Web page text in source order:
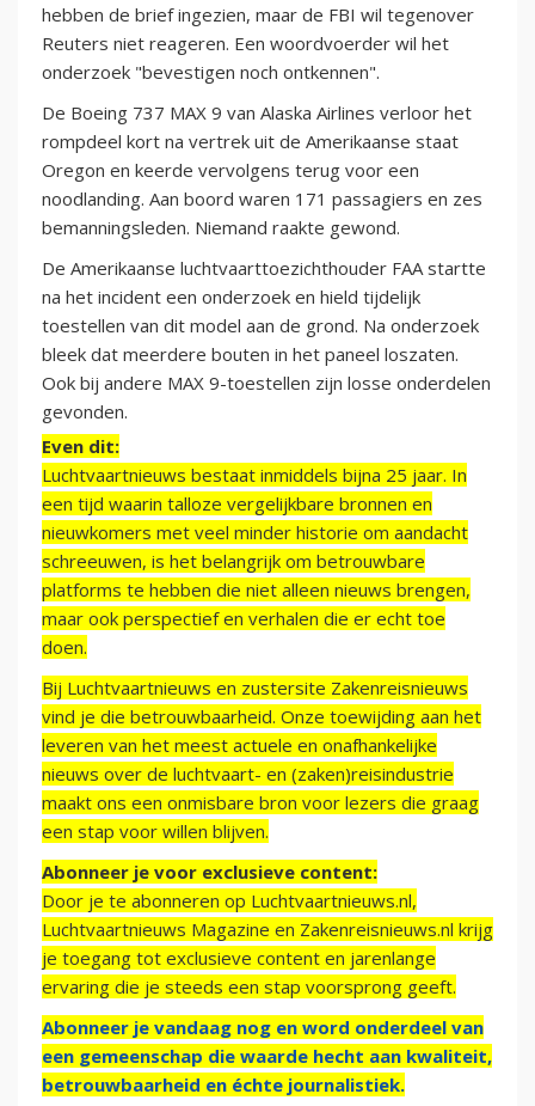
hebben de brief ingezien, maar de FBI wil tegenover
Reuters niet reageren. Een woordvoerder wil het
onderzoek "bevestigen noch ontkennen".
De Boeing 737 MAX 9 van Alaska Airlines verloor het
rompdeel kort na vertrek uit de Amerikaanse staat
Oregon en keerde vervolgens terug voor een
noodlanding. Aan boord waren 171 passagiers en zes
bemanningsleden. Niemand raakte gewond.
De Amerikaanse luchtvaarttoezichthouder FAA startte
na het incident een onderzoek en hield tijdelijk
toestellen van dit model aan de grond. Na onderzoek
bleek dat meerdere bouten in het paneel loszaten.
Ook bij andere MAX 9-toestellen zijn losse onderdelen
gevonden.
Even dit:
Luchtvaartnieuws bestaat inmiddels bijna 25 jaar. In
een tijd waarin talloze vergelijkbare bronnen en
nieuwkomers met veel minder historie om aandacht
schreeuwen, is het belangrijk om betrouwbare
platforms te hebben die niet alleen nieuws brengen,
maar ook perspectief en verhalen die er echt toe
doen.
Bij Luchtvaartnieuws en zustersite Zakenreisnieuws
vind je die betrouwbaarheid. Onze toewijding aan het
leveren van het meest actuele en onafhankelijke
nieuws over de luchtvaart- en (zaken)reisindustrie
maakt ons een onmisbare bron voor lezers die graag
een stap voor willen blijven.
Abonneer je voor exclusieve content:
Door je te abonneren op Luchtvaartnieuws.nl,
Luchtvaartnieuws Magazine en Zakenreisnieuws.nl krijg
je toegang tot exclusieve content en jarenlange
ervaring die je steeds een stap voorsprong geeft.
Abonneer je vandaag nog en word onderdeel van
een gemeenschap die waarde hecht aan kwaliteit,
betrouwbaarheid en échte journalistiek.